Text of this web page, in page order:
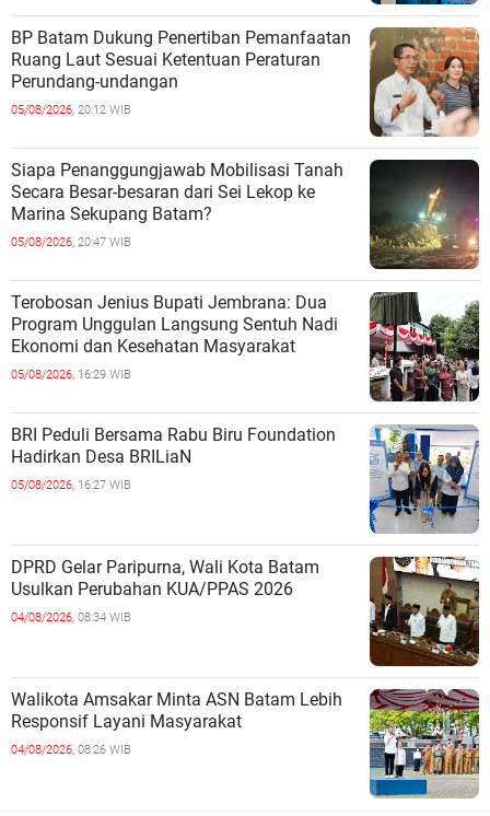
BP Batam Dukung Penertiban Pemanfaatan
Ruang Laut Sesuai Ketentuan Peraturan
Perundang-undangan
05/08/2026, 20:12 WIB
Siapa Penanggungjawab Mobilisasi Tanah
Secara Besar-besaran dari Sei Lekop ke
Marina Sekupang Batam?
05/08/2026, 20:47 WIB
Terobosan Jenius Bupati Jembrana: Dua
Program Unggulan Langsung Sentuh Nadi
Ekonomi dan Kesehatan Masyarakat
05/08/2026, 16:29 WIB
BRI Peduli Bersama Rabu Biru Foundation
Hadirkan Desa BRILiaN
05/08/2026, 16:27 WIB
DPRD Gelar Paripurna, Wali Kota Batam
Usulkan Perubahan KUA/PPAS 2026
04/08/2026, 08:34 WIB
Walikota Amsakar Minta ASN Batam Lebih
Responsif Layani Masyarakat
04/08/2026, 08:26 WIB